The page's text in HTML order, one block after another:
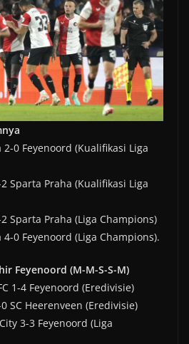
0 Feyenoord (Kualifikasi Liga
Sparta Praha (Kualifikasi Liga
Sparta Praha (Liga Champions)
0 Feyenoord (Liga Champions).
Feyenoord (M-M-S-S-M)
1-4 Feyenoord (Eredivisie)
SC Heerenveen (Eredivisie)
3-3 Feyenoord (Liga